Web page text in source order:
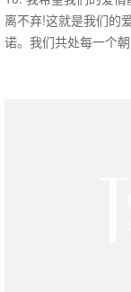
离不弃!这就是我们的
诺。我们共处每一个